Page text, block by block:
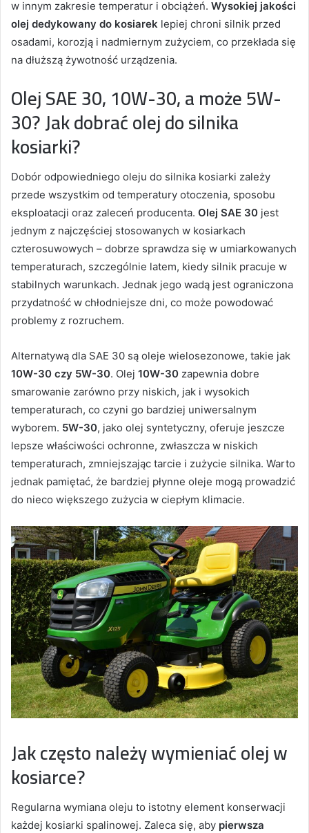
w innym zakresie temperatur i obciążeń. Wysokiej jakości
olej dedykowany do kosiarek lepiej chroni silnik przed
osadami, korozją i nadmiernym zużyciem, co przekłada się
na dłuższą żywotność urządzenia.
Olej SAE 30, 10W-30, a może 5W-
30? Jak dobrać olej do silnika
kosiarki?
Dobór odpowiedniego oleju do silnika kosiarki zależy
przede wszystkim od temperatury otoczenia, sposobu
eksploatacji oraz zaleceń producenta. Olej SAE 30 jest
jednym z najczęściej stosowanych w kosiarkach
czterosuwowych – dobrze sprawdza się w umiarkowanych
temperaturach, szczególnie latem, kiedy silnik pracuje w
stabilnych warunkach. Jednak jego wadą jest ograniczona
przydatność w chłodniejsze dni, co może powodować
problemy z rozruchem.
Alternatywą dla SAE 30 są oleje wielosezonowe, takie jak
10W-30 czy 5W-30. Olej 10W-30 zapewnia dobre
smarowanie zarówno przy niskich, jak i wysokich
temperaturach, co czyni go bardziej uniwersalnym
wyborem. 5W-30, jako olej syntetyczny, oferuje jeszcze
lepsze właściwości ochronne, zwłaszcza w niskich
temperaturach, zmniejszając tarcie i zużycie silnika. Warto
jednak pamiętać, że bardziej płynne oleje mogą prowadzić
do nieco większego zużycia w ciepłym klimacie.
Jak często należy wymieniać olej w
kosiarce?
Regularna wymiana oleju to istotny element konserwacji
każdej kosiarki spalinowej. Zaleca się, aby pierwsza